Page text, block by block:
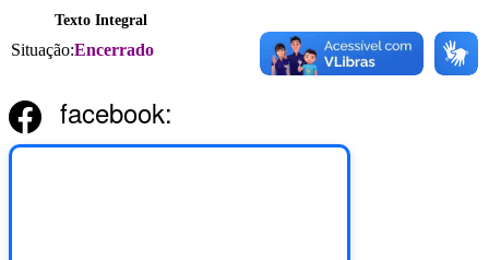
Texto Integral
Situação:Encerrado
facebook: